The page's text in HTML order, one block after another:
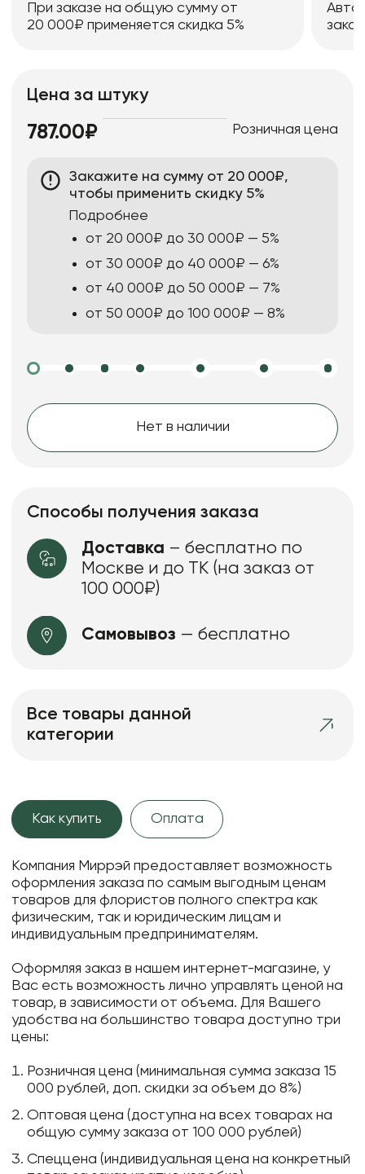
При заказе на общую сумму от
20 000₽ применяется скидка 5%
Цена за штуку
787.00₽ Розничная цена
Закажите на сумму от 20 000₽,
чтобы применить скидку 5%
Подробнее
от 20 000₽ до 30 000₽ — 5%
от 30 000₽ до 40 000₽ — 6%
от 40 000₽ до 50 000₽ — 7%
от 50 000₽ до 100 000₽ — 8%
Нет в наличии
Способы получения заказа
Доставка – бесплатно по
Москве и до ТК (на заказ от
100 000₽)
Самовывоз — бесплатно
Все товары данной
категории
Как купить Оплата
Компания Миррэй предоставляет возможность
оформления заказа по самым выгодным ценам
товаров для флористов полного спектра как
физическим, так и юридическим лицам и
индивидуальным предпринимателям.
Оформляя заказ в нашем интернет-магазине, у
Вас есть возможность лично управлять ценой на
товар, в зависимости от объема. Для Вашего
удобства на большинство товара доступно три
цены:
Розничная цена (минимальная сумма заказа 15
000 рублей, доп. скидки за объем до 8%)
Оптовая цена (доступна на всех товарах на
общую сумму заказа от 100 000 рублей)
Спеццена (индивидуальная цена на конкретный